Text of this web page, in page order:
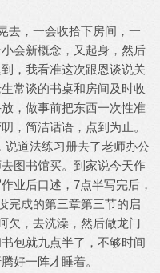
，一会收拾下房间，一
会新概念，又起身，然后
，我看准这次跟恩谈说关
常谈的书桌和房间及时收
，做事前把东西一次性准
，简洁话语，点到为止。
道法练习册去了老师办公
图书馆买。到家说今天作
业后口述，7点半写完后，
完成的第三章第三节的启
欠，去洗澡，然后做龙门
包就九点半了，不够时间
好一阵才睡着。